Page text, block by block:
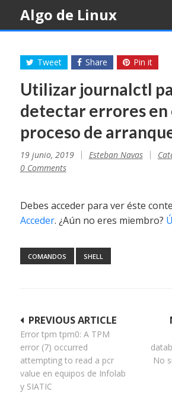
content
Algo de Linux
Tweet Share Pin it
Utilizar journalctl
detectar errores en
proceso de
19 junio, 2019 Esteban Navas
0 Comments
Debes acceder para ver éste
Acceder. ¿Aún no eres miembro?
COMANDOS SHELL
Navegación
de
entradas
No
PREVIOUS ARTICLE
Error tpm tpm0: A TPM
error (7) occurred
attempting to read a pcr
value en equipos de Infolab
y SIATIC